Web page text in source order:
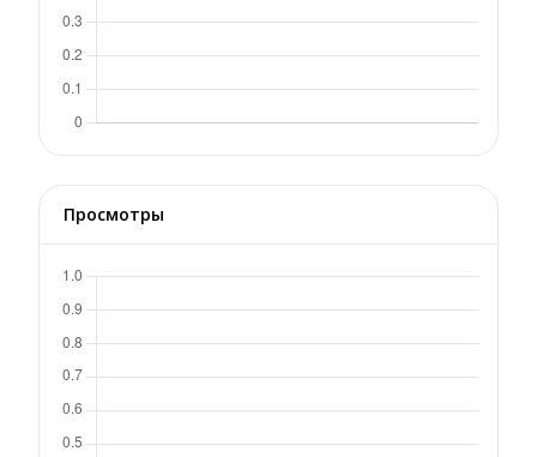
Просмотры